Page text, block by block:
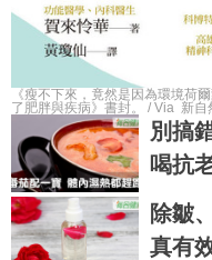
《瘦不下來，竟然是因為環境荷
了肥胖與疾病》書封。 / Via 新自
別搞
喝抗
排光
除皺
真有